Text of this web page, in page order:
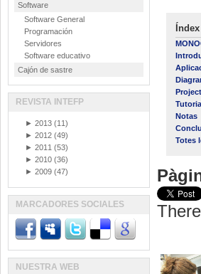
Notas
Totes
Software
Software General
Programación
Servidores
Software educativo
Cajón de sastre
REVISTA INTEFP
► 2013 (11)
► 2012 (49)
► 2011 (53)
► 2010 (36)
► 2009 (47)
MARCADORES SOCIALES
NUESTRA WEB